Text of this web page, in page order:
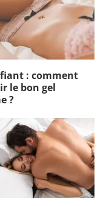
: comment
le bon gel
?